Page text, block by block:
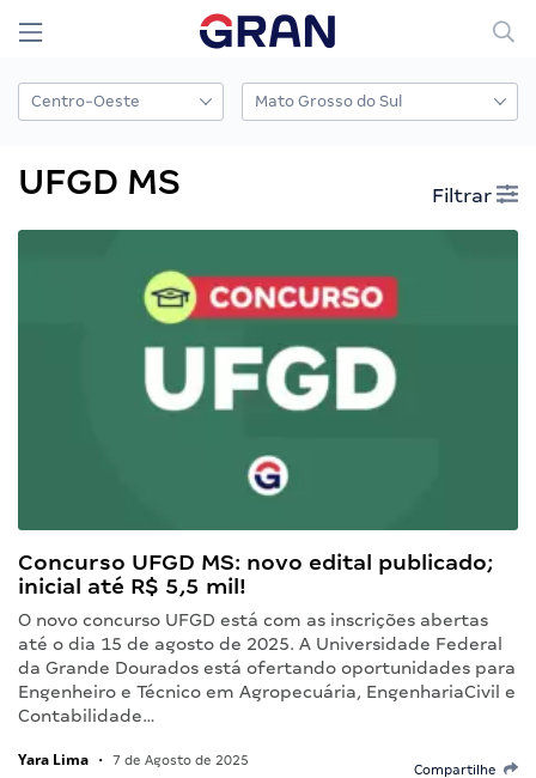
UFGD MS Filtrar
Concurso UFGD MS: novo edital publicado;
inicial até R$ 5,5 mil!
O novo concurso UFGD está com as inscrições abertas
até o dia 15 de agosto de 2025. A Universidade Federal
da Grande Dourados está ofertando oportunidades para
Engenheiro e Técnico em Agropecuária, EngenhariaCivil e
Contabilidade…
Yara Lima • 7 de Agosto de 2025
Compartilhe